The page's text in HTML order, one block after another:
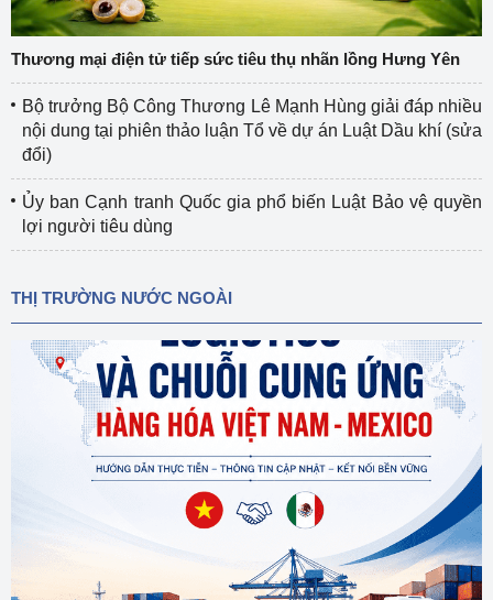
Thương mại điện tử tiếp sức tiêu thụ nhãn lồng Hưng Yên
Bộ trưởng Bộ Công Thương Lê Mạnh Hùng giải đáp nhiều
nội dung tại phiên thảo luận Tổ về dự án Luật Dầu khí (sửa
đổi)
Ủy ban Cạnh tranh Quốc gia phổ biến Luật Bảo vệ quyền
lợi người tiêu dùng
THỊ TRƯỜNG NƯỚC NGOÀI